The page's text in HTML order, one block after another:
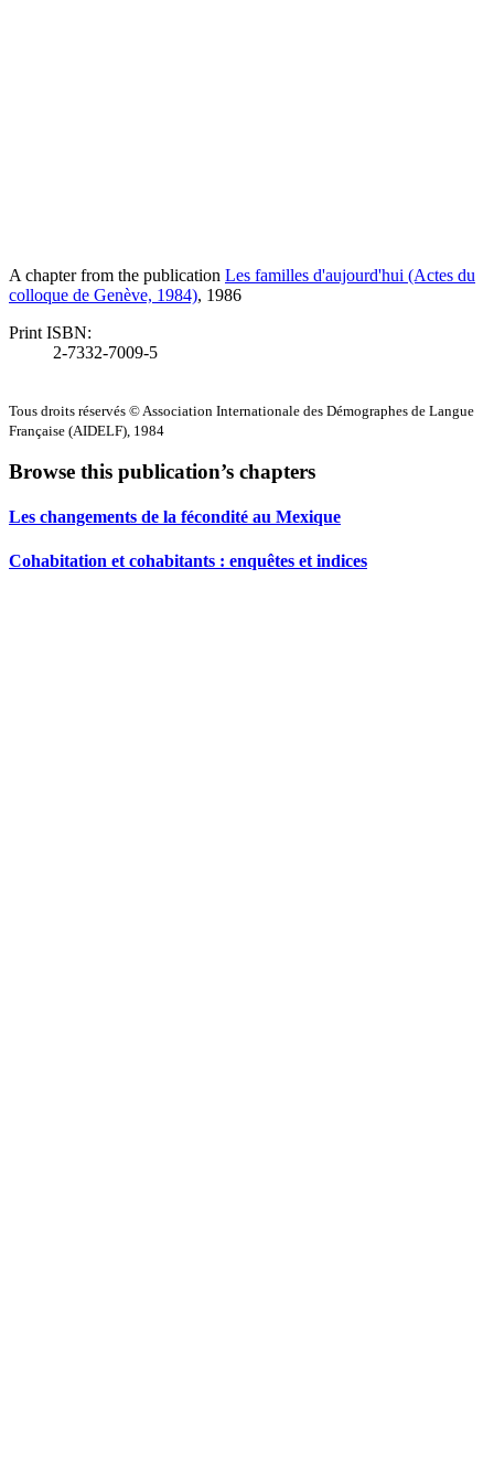
A chapter from the publication Les familles d'aujourd'hui (Actes du
colloque de Genève, 1984), 1986
Print ISBN:
2-7332-7009-5
Tous droits réservés © Association Internationale des Démographes de Langue
Française (AIDELF), 1984
Browse this publication’s chapters
Les changements de la fécondité au Mexique
Cohabitation et cohabitants : enquêtes et indices